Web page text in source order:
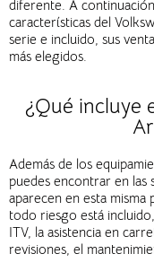
diferente. A
características del
serie e incluido, sus
más elegidos.
¿Qué incluye
Además de los
puedes encontrar en las
aparecen en esta misma
todo riesgo está
ITV, la asistencia en
revisiones, el